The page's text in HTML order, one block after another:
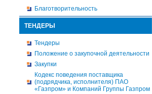
Благотворительность
ТЕНДЕРЫ
Тендеры
Положение о закупочной деятельности
Закупки
Кодекс поведения поставщика
(подрядчика, исполнителя) ПАО
«Газпром» и Компаний Группы Газпром